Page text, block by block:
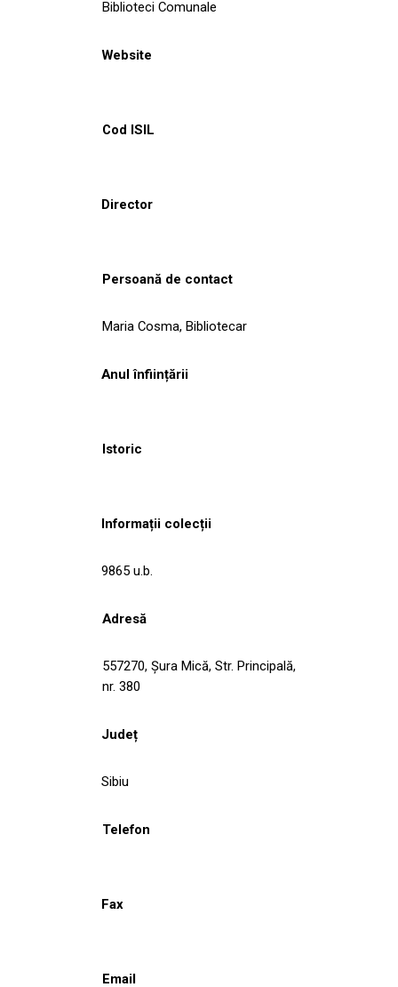
Biblioteci Comunale
Website
Cod ISIL
Director
Persoană de contact
Maria Cosma, Bibliotecar
Anul înființării
Istoric
Informații colecții
9865 u.b.
Adresă
557270, Şura Mică, Str. Principală,
nr. 380
Județ
Sibiu
Telefon
Fax
Email